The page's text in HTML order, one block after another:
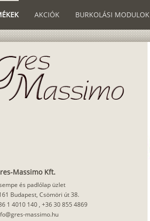
AKCIÓK BURKOLÁSI MODULOK
Massimo Kft.
és padlólap üzlet
Budapest, Csömöri út 38.
1 4010 140 , +36 30 855 4869
massimo.hu